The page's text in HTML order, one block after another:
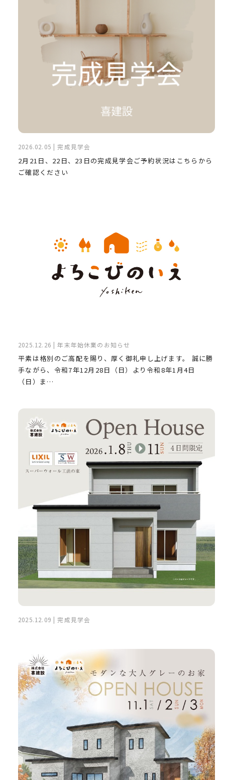
2026.02.05 | 完成見学会
2月21日、22日、23日の完成見学会ご予約状況はこちらから
ご確認ください
2025.12.26 | 年末年始休業のお知らせ
平素は格別のご高配を賜り、厚く御礼申し上げます。 誠に勝
手ながら、令和7年12月28日（日）より令和8年1月4日
（日）ま…
2025.12.09 | 完成見学会